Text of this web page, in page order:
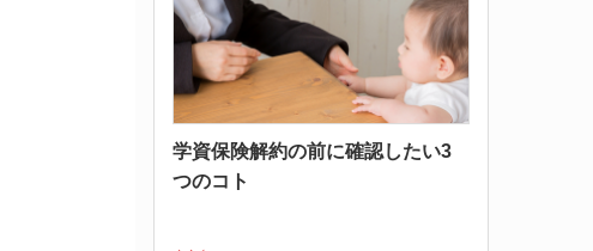
学資保険解約の前に確認したい3
つのコト